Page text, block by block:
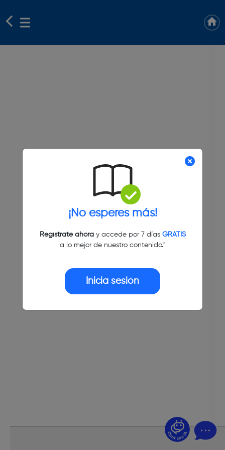
¡No esperes más!
Regístrate ahoray accede por 7 días GRATIS
a lo mejor de nuestro contenido."
Inicia sesión